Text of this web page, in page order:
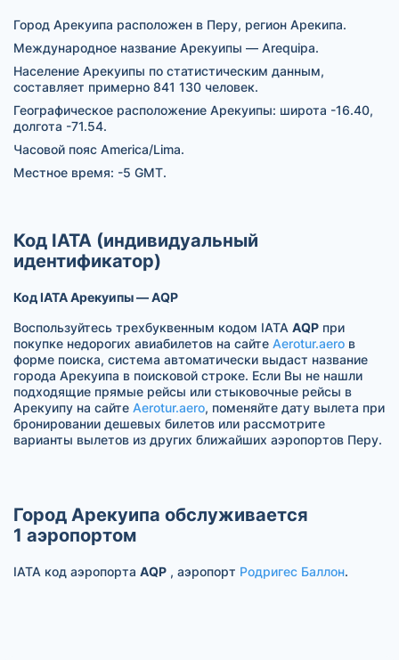
Город Арекуипа расположен в Перу, регион Арекипа.
Международное название Арекуипы — Arequipa.
Население Арекуипы по статистическим данным,
составляет примерно 841 130 человек.
Географическое расположение Арекуипы: широта -16.40,
долгота -71.54.
Часовой пояс America/Lima.
Местное время: -5 GMT.
Код IATA (индивидуальный
идентификатор)
Код IATA Арекуипы — AQP
Воспользуйтесь трехбуквенным кодом IATA AQP при
покупке недорогих авиабилетов на сайте Aerotur.aero в
форме поиска, система автоматически выдаст название
города Арекуипа в поисковой строке. Если Вы не нашли
подходящие прямые рейсы или стыковочные рейсы в
Арекуипу на сайте Aerotur.aero, поменяйте дату вылета при
бронировании дешевых билетов или рассмотрите
варианты вылетов из других ближайших аэропортов Перу.
Город Арекуипа обслуживается
1 аэропортом
IATA код аэропорта AQP , аэропорт Родригес Баллон.